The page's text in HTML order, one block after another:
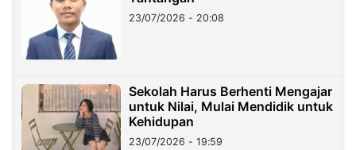
23/07/2026 - 20:08
Sekolah Harus Berhenti Mengajar
untuk Nilai, Mulai Mendidik untuk
Kehidupan
23/07/2026 - 19:59